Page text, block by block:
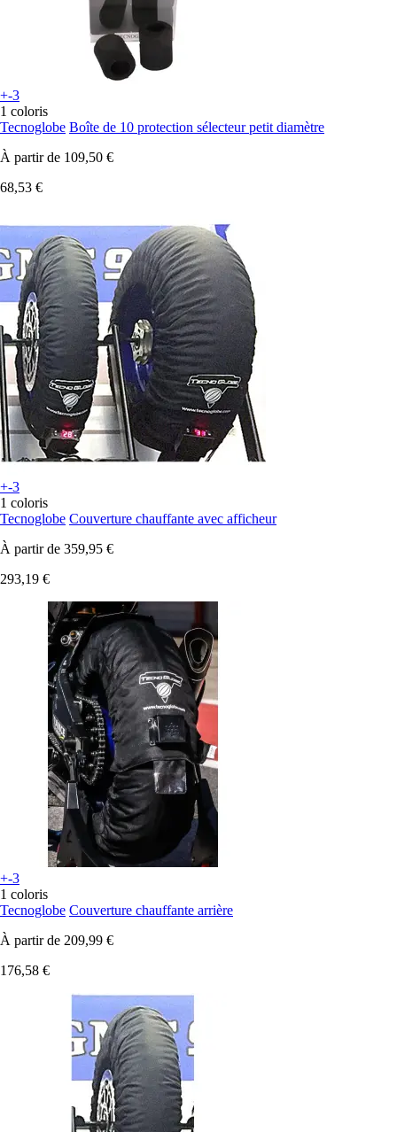
+-3
1 coloris
Tecnoglobe Boîte de 10 protection sélecteur petit diamètre
À partir de 109,50 €
68,53 €
+-3
1 coloris
Tecnoglobe Couverture chauffante avec afficheur
À partir de 359,95 €
293,19 €
+-3
1 coloris
Tecnoglobe Couverture chauffante arrière
À partir de 209,99 €
176,58 €